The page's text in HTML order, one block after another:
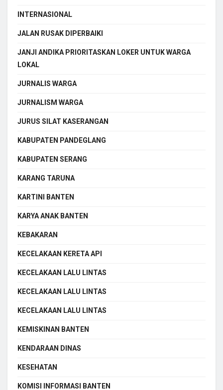
INTERNASIONAL
JALAN RUSAK DIPERBAIKI
JANJI ANDIKA PRIORITASKAN LOKER UNTUK WARGA
LOKAL
JURNALIS WARGA
JURNALISM WARGA
JURUS SILAT KASERANGAN
KABUPATEN PANDEGLANG
KABUPATEN SERANG
KARANG TARUNA
KARTINI BANTEN
KARYA ANAK BANTEN
KEBAKARAN
KECELAKAAN KERETA API
KECELAKAAN LALU LINTAS
KECELAKAAN LALU LINTAS
KECELAKAAN LALU LINTAS
KEMISKINAN BANTEN
KENDARAAN DINAS
KESEHATAN
KOMISI INFORMASI BANTEN